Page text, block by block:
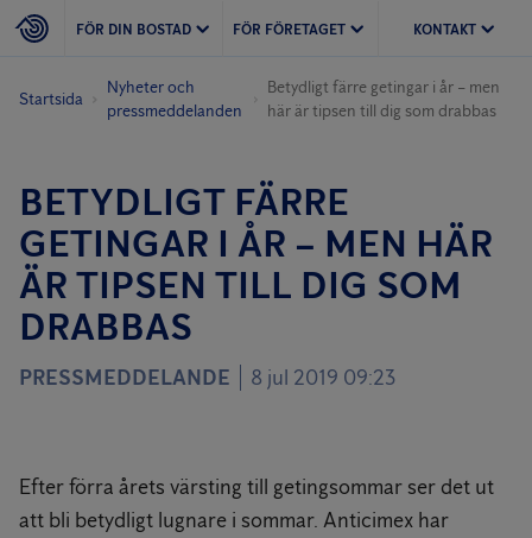
FÖR DIN BOSTAD FÖR FÖRETAGET KONTAKT
Startsida
Nyheter och
pressmeddelanden
Betydligt färre getingar i år – men
här är tipsen till dig som drabbas
BETYDLIGT FÄRRE
GETINGAR I ÅR – MEN HÄR
ÄR TIPSEN TILL DIG SOM
DRABBAS
PRESSMEDDELANDE 8 jul 2019 09:23
Efter förra årets värsting till getingsommar ser det ut
att bli betydligt lugnare i sommar. Anticimex har